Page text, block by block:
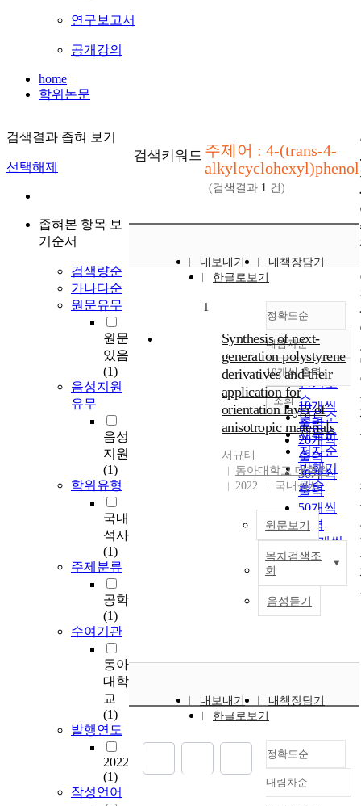
연구보고서
공개강의
home
학위논문
검색결과 좁혀 보기
선택해제
좁혀본 항목 보
기순서
검색량순
가나다순
원문유무
원문
있음
(1)
음성지원
유무
음성
지원
(1)
학위유형
국내
석사
(1)
주제분류
공학
(1)
수여기관
동아
대학
교
(1)
발행연도
2022
(1)
작성언어
검색키워드 주제어 : 4-(trans-4-
alkylcyclohexyl)phenol
(검색결과 1 건)
내보내기
내책장담기
한글로보기
정확도순
정확도
순
인기도
순
연도순
제목순
저자순
발행기
관순
내림차순
내림차순
10개씩 출력
10개씩
출력
20개씩
출력
30개씩
출력
50개씩
출력
100개씩
출력
조회
1
Synthesis of next-
generation polystyrene
derivatives and their
application for
orientation layer of
anisotropic materials
서규태
동아대학교 대학원
2022
국내석사
원문보기
목차검색조
회
음성듣기
e
t
내보내기
내책장담기
한글로보기
정확도순
정확도
내림차순